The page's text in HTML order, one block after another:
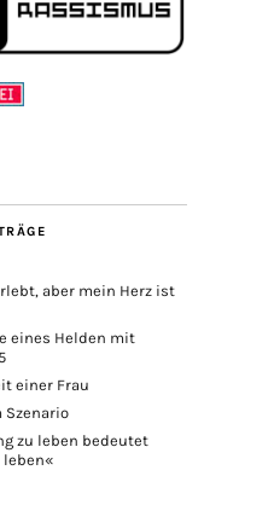
aber mein Herz ist
eines Helden mit
einer Frau
Szenario
zu leben bedeutet
leben«